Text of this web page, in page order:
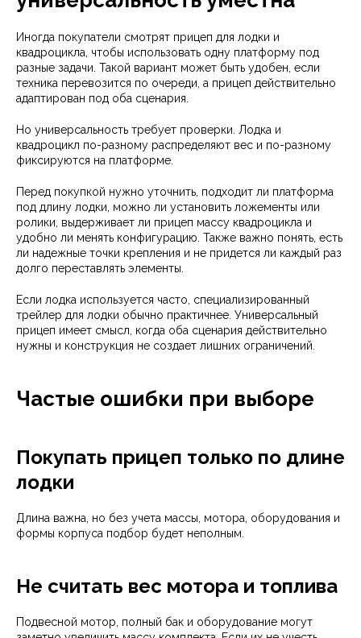
Иногда покупатели смотрят прицеп для лодки и
квадроцикла, чтобы использовать одну платформу под
разные задачи. Такой вариант может быть удобен, если
техника перевозится по очереди, а прицеп действительно
адаптирован под оба сценария.
Но универсальность требует проверки. Лодка и
квадроцикл по-разному распределяют вес и по-разному
фиксируются на платформе.
Перед покупкой нужно уточнить, подходит ли платформа
под длину лодки, можно ли установить ложементы или
ролики, выдерживает ли прицеп массу квадроцикла и
удобно ли менять конфигурацию. Также важно понять, есть
ли надежные точки крепления и не придется ли каждый раз
долго переставлять элементы.
Если лодка используется часто, специализированный
трейлер для лодки обычно практичнее. Универсальный
прицеп имеет смысл, когда оба сценария действительно
нужны и конструкция не создает лишних ограничений.
Частые ошибки при выборе
Покупать прицеп только по длине
лодки
Длина важна, но без учета массы, мотора, оборудования и
формы корпуса подбор будет неполным.
Не считать вес мотора и топлива
Подвесной мотор, полный бак и оборудование могут